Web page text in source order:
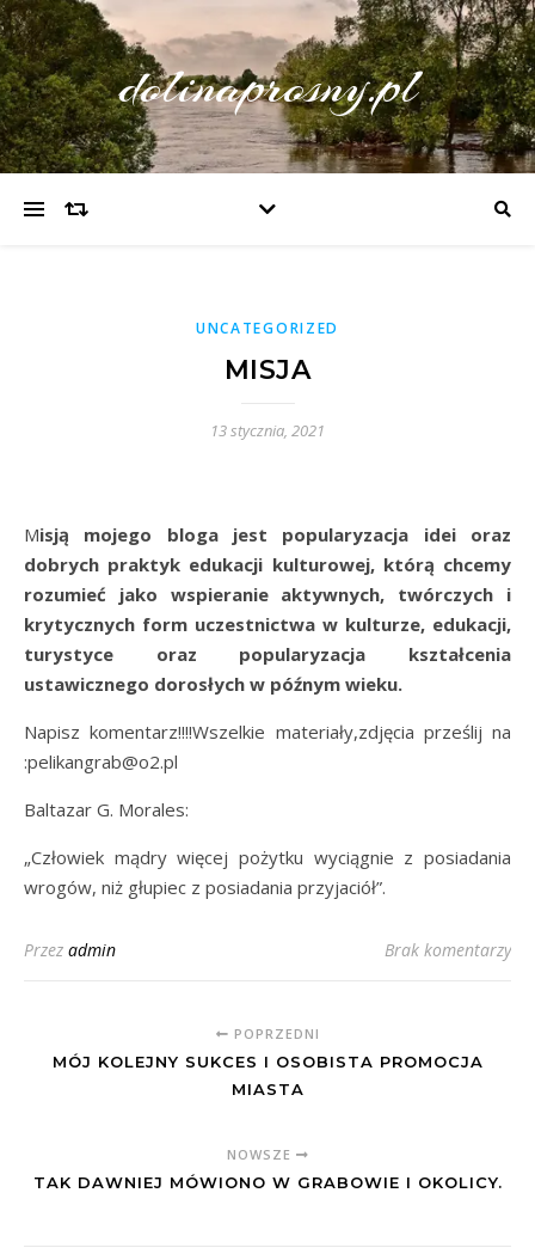
dolinaprosny.pl
UNCATEGORIZED
MISJA
13 stycznia, 2021
Misją mojego bloga jest popularyzacja idei oraz
dobrych praktyk edukacji kulturowej, którą chcemy
rozumieć jako wspieranie aktywnych, twórczych i
krytycznych form uczestnictwa w kulturze, edukacji,
turystyce oraz popularyzacja kształcenia
ustawicznego dorosłych w późnym wieku.
Napisz komentarz!!!!Wszelkie materiały,zdjęcia prześlij na
:pelikangrab@o2.pl
Baltazar G. Morales:
„Człowiek mądry więcej pożytku wyciągnie z posiadania
wrogów, niż głupiec z posiadania przyjaciół”.
Przez admin Brak komentarzy
POPRZEDNI
MÓJ KOLEJNY SUKCES I OSOBISTA PROMOCJA
MIASTA
NOWSZE
TAK DAWNIEJ MÓWIONO W GRABOWIE I OKOLICY.